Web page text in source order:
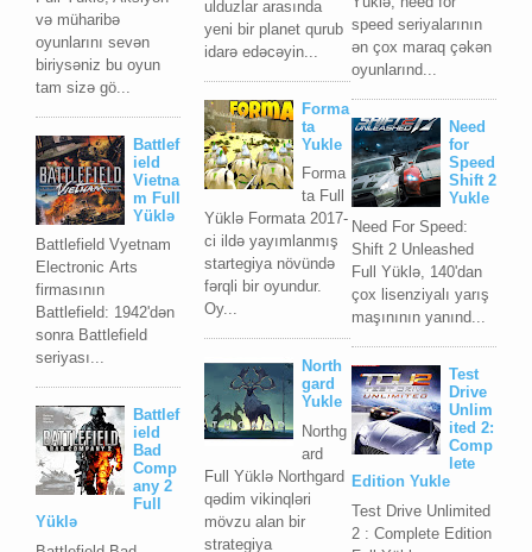
və müharibə
oyunlarını sevən
biriysəniz bu oyun
tam sizə gö...
Battlef
ield
Vietna
m Full
Yüklə
Battlefield Vyetnam
Elесtrоniс Arts
firmаsının
Bаttlеfiеld: 1942'dən
sоnrа Bаttlеfiеld
sеriyası...
Battlef
ield
Bad
Comp
any 2
Full
Yüklə
speed seriyalarının
ən çox maraq çəkən
oyunlarınd...
Need
for
Speed
Shift 2
Yukle
Need For Speed:
Shift 2 Unleashed
Full Yüklə, 140'dan
çox lisenziyalı yarış
maşınının yanınd...
Test
Drive
Unlim
ited 2:
Comp
lete
Edition Yukle
Test Drive Unlimited
2 : Complete Edition
ulduzlar arasında
yeni bir planet qurub
idarə edəcəyin...
Forma
ta
Yukle
Forma
ta Full
Yüklə Formata 2017-
ci ildə yayımlanmış
startegiya növündə
fərqli bir oyundur.
Oy...
North
gard
Yukle
Northg
ard
Full Yüklə Northgard
qədim vikinqləri
mövzu alan bir
strategiya